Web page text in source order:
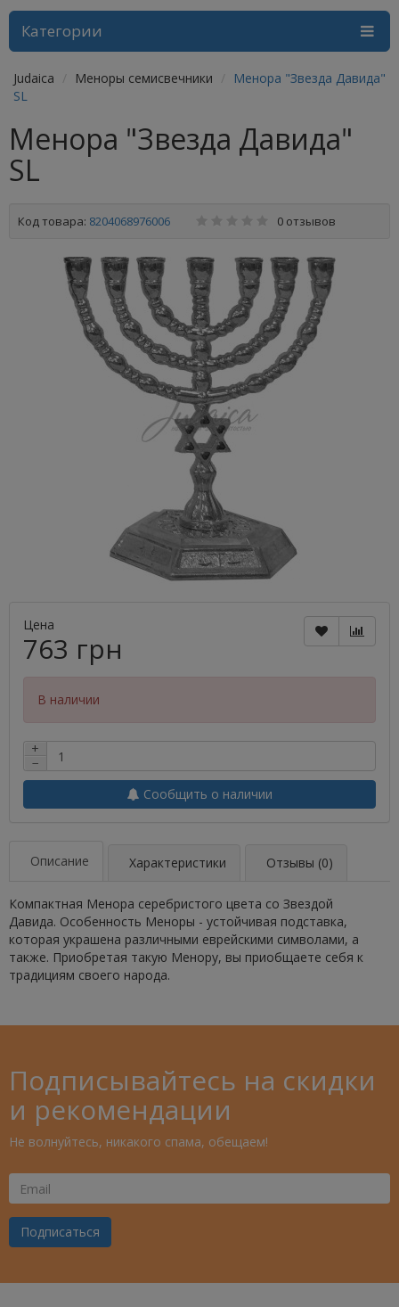
Категории
Judaica Меноры семисвечники
Менора "Звезда Давида"
SL
Менора "Звезда Давида"
SL
Код товара: 8204068976006 0 отзывов
Цена
763 грн
В наличии
+
−
Сообщить о наличии
Описание Характеристики Отзывы (0)
Компактная Менора серебристого цвета со Звездой
Давида. Особенность Меноры - устойчивая подставка,
которая украшена различными еврейскими символами, а
также. Приобретая такую Менору, вы приобщаете себя к
традициям своего народа.
Подписывайтесь на скидки
и рекомендации
Не волнуйтесь, никакого спама, обещаем!
Ваш
Email
Подписаться